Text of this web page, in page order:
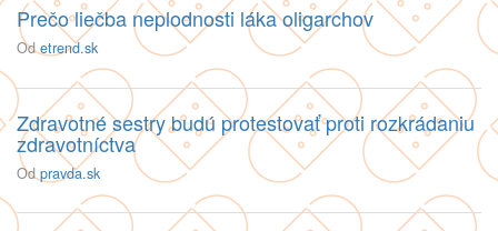
Prečo liečba neplodnosti láka oligarchov
Odetrend.sk
Zdravotné sestry budú protestovať proti rozkrádaniu
zdravotníctva
Odpravda.sk